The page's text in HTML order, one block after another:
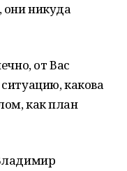
они никуда
от Вас
какова
как план